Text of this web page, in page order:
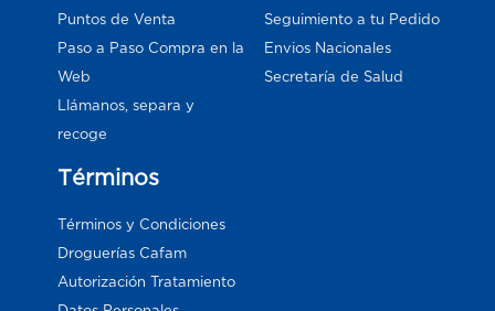
Puntos de Venta
Paso a Paso Compra en la
Web
Llámanos, separa y
recoge
Seguimiento a tu Pedido
Envios Nacionales
Secretaría de Salud
Términos
Términos y Condiciones
Droguerías Cafam
Autorización Tratamiento